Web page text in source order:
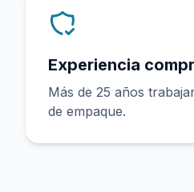
Experiencia
Más de 25 años
de empaque.